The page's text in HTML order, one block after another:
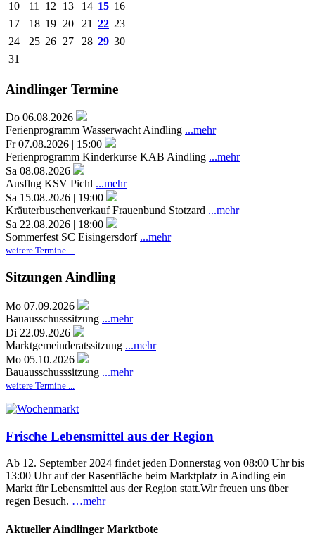
10
11 12 13 14 15 16
17
18 19 20 21 22 23
24
25 26 27 28 29 30
31
Aindlinger Termine
Do 06.08.2026
Ferienprogramm Wasserwacht Aindling ...mehr
Fr 07.08.2026 | 15:00
Ferienprogramm Kinderkurse KAB Aindling ...mehr
Sa 08.08.2026
Ausflug KSV Pichl ...mehr
Sa 15.08.2026 | 19:00
Kräuterbuschenverkauf Frauenbund Stotzard ...mehr
Sa 22.08.2026 | 18:00
Sommerfest SC Eisingersdorf ...mehr
weitere Termine ...
Sitzungen Aindling
Mo 07.09.2026
Bauausschusssitzung ...mehr
Di 22.09.2026
Marktgemeinderatssitzung ...mehr
Mo 05.10.2026
Bauausschusssitzung ...mehr
weitere Termine ...
Frische Lebensmittel aus der Region
Ab 12. September 2024 findet jeden Donnerstag von 08:00 Uhr bis
13:00 Uhr auf der Rasenfläche beim Marktplatz in Aindling ein
Markt für Lebensmittel aus der Region statt.Wir freuen uns über
regen Besuch. …mehr
Aktueller Aindlinger Marktbote